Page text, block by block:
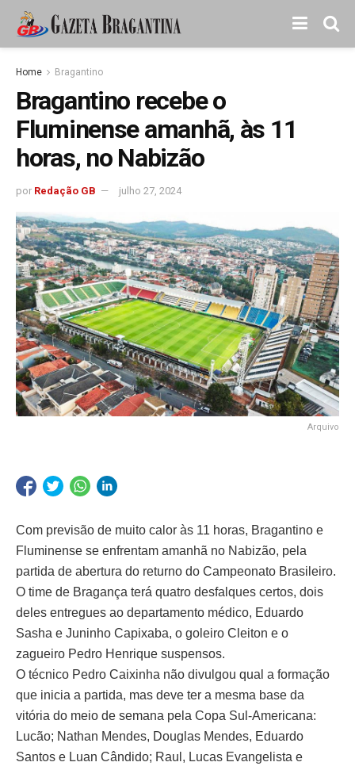
Home Bragantino
Bragantino recebe o
Fluminense amanhã, às 11
horas, no Nabizão
por Redação GB julho 27, 2024
Arquivo
Com previsão de muito calor às 11 horas, Bragantino e
Fluminense se enfrentam amanhã no Nabizão, pela
partida de abertura do returno do Campeonato Brasileiro.
O time de Bragança terá quatro desfalques certos, dois
deles entregues ao departamento médico, Eduardo
Sasha e Juninho Capixaba, o goleiro Cleiton e o
zagueiro Pedro Henrique suspensos.
O técnico Pedro Caixinha não divulgou qual a formação
que inicia a partida, mas deve ter a mesma base da
vitória do meio de semana pela Copa Sul-Americana:
Lucão; Nathan Mendes, Douglas Mendes, Eduardo
Santos e Luan Cândido; Raul, Lucas Evangelista e